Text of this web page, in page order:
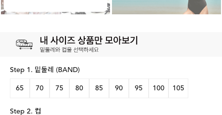
Step 1. 밑둘레 (BAND)
65 70 75 80 85 90 95 100 105
Step 2. 컵